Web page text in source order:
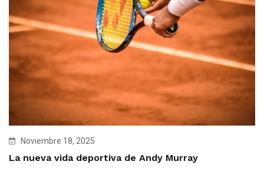
Noviembre 18, 2025
La nueva vida deportiva de Andy Murray